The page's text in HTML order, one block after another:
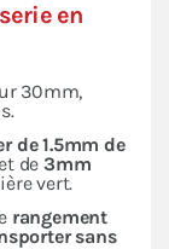
en
30mm,
de 1.5mm de
de3mm
vert.
rangement
sans